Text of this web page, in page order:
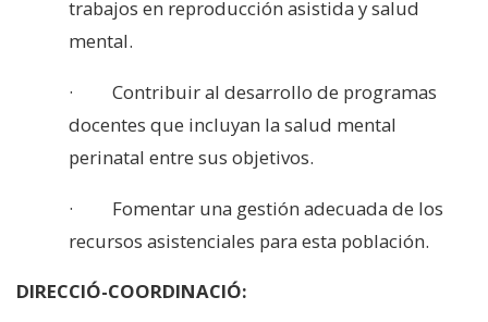
trabajos en reproducción asistida y salud
mental.
· Contribuir al desarrollo de programas
docentes que incluyan la salud mental
perinatal entre sus objetivos.
· Fomentar una gestión adecuada de los
recursos asistenciales para esta población.
DIRECCIÓ-COORDINACIÓ: